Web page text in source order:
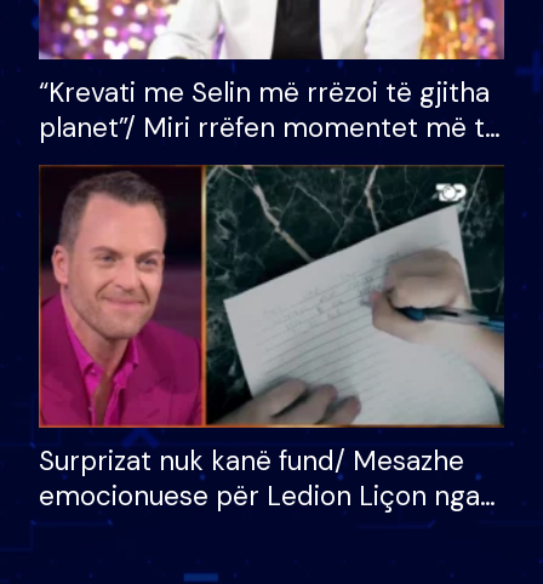
“Krevati me Selin më rrëzoi të gjitha
planet”/ Miri rrëfen momentet më të
bukura në shtëpinë e BB VIP: Do më
mungojë zilja e mëngjesit kur…
Surprizat nuk kanë fund/ Mesazhe
emocionuese për Ledion Liçon nga
nëna dhe fëmijët e tij, moderatori
nuk i mban dot lotët: Nuk meritoj…